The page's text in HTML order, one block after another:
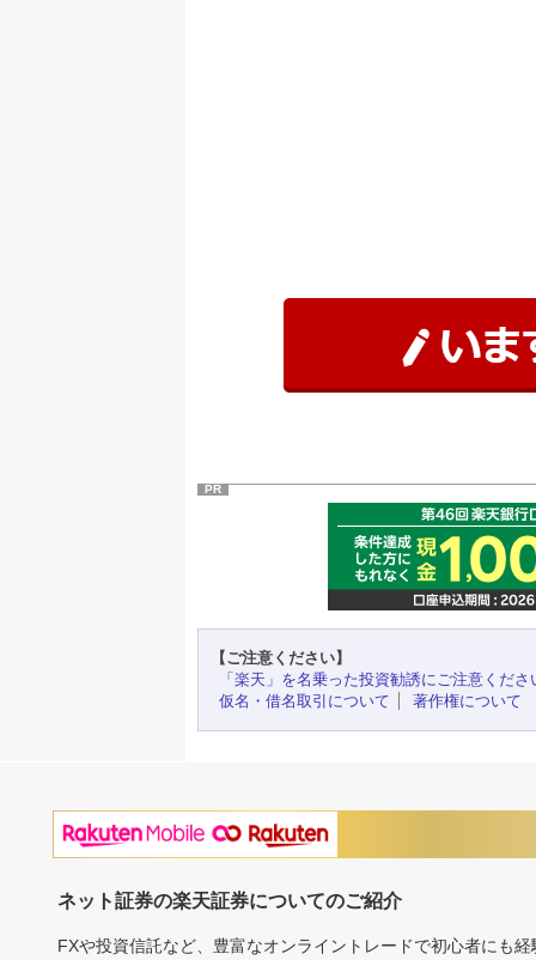
PR
【ご注意ください】
「楽天」を名乗った投資勧誘にご注意くださ
仮名・借名取引について
著作権について
ネット証券の楽天証券についてのご紹介
FXや投資信託など、豊富なオンライントレードで初心者にも